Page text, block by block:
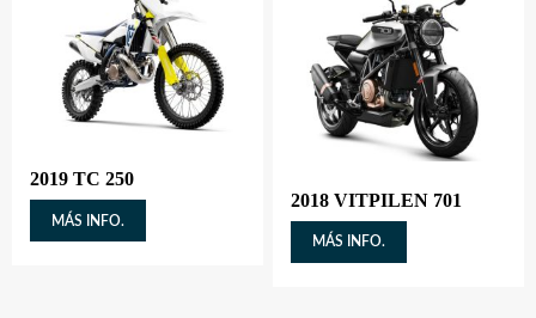
2019 TC 250
MÁS INFO.
2018 VITPILEN 701
MÁS INFO.